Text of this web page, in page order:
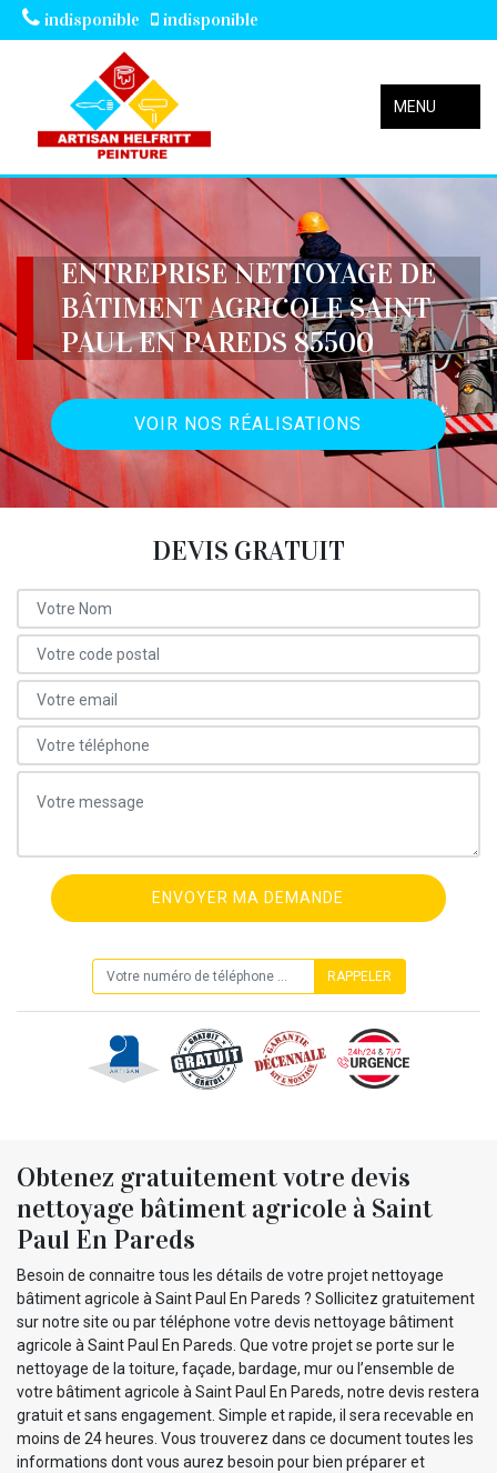
indisponible indisponible
MENU
ENTREPRISE NETTOYAGE DE
BÂTIMENT AGRICOLE SAINT
PAUL EN PAREDS 85500
VOIR NOS RÉALISATIONS
DEVIS GRATUIT
Obtenez gratuitement votre devis
nettoyage bâtiment agricole à Saint
Paul En Pareds
Besoin de connaitre tous les détails de votre projet nettoyage
bâtiment agricole à Saint Paul En Pareds ? Sollicitez gratuitement
sur notre site ou par téléphone votre devis nettoyage bâtiment
agricole à Saint Paul En Pareds. Que votre projet se porte sur le
nettoyage de la toiture, façade, bardage, mur ou l’ensemble de
votre bâtiment agricole à Saint Paul En Pareds, notre devis restera
gratuit et sans engagement. Simple et rapide, il sera recevable en
moins de 24 heures. Vous trouverez dans ce document toutes les
informations dont vous aurez besoin pour bien préparer et